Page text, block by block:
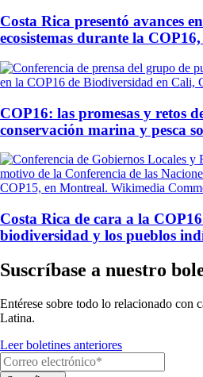
Costa Rica presentó avances
ecosistemas durante la
COP16: las promesas y retos
conservación marina y pesca
Costa Rica de cara a la
biodiversidad y los pueblos
Suscríbase a nuestro
Entérese sobre todo lo relacionado con
Latina.
Leer boletines anteriores